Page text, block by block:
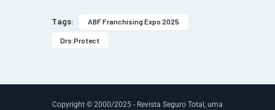
Tags: ABF Franchising Expo 2025
Drs.protect
Copyright © 2000/2025 - Revista Seguro Total, uma